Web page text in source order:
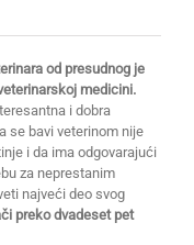
od presudnog je
medicini.
i dobra
se bavi veterinom nije
i da ima odgovarajući
za neprestanim
najveći deo svog
preko dvadeset pet